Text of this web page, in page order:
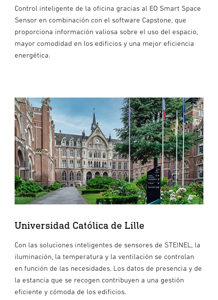
Control inteligente de la oficina gracias al EO Smart Space
Sensor en combinación con el software Capstone, que
proporciona información valiosa sobre el uso del espacio,
mayor comodidad en los edificios y una mejor eficiencia
energética.
Universidad Católica de Lille
Con las soluciones inteligentes de sensores de STEINEL, la
iluminación, la temperatura y la ventilación se controlan
en función de las necesidades. Los datos de presencia y de
la estancia que se recogen contribuyen a una gestión
eficiente y cómoda de los edificios.